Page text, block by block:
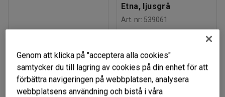
Etna, ljusgrå
Art. nr: 539061
KÖP
Genom att klicka på "acceptera alla cookies"
samtycker du till lagring av cookies på din enhet för att
förbättra navigeringen på webbplatsen, analysera
webbplatsens användning och bistå i våra